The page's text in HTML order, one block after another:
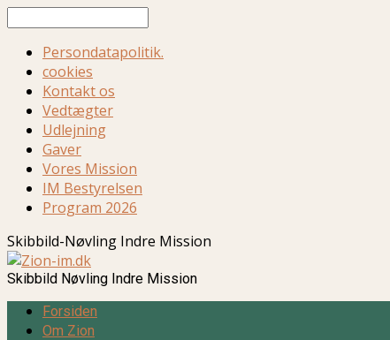
Persondatapolitik.
cookies
Kontakt os
Vedtægter
Udlejning
Gaver
Vores Mission
IM Bestyrelsen
Program 2026
Skibbild-Nøvling Indre Mission
Skibbild Nøvling Indre Mission
Forsiden
Om Zion